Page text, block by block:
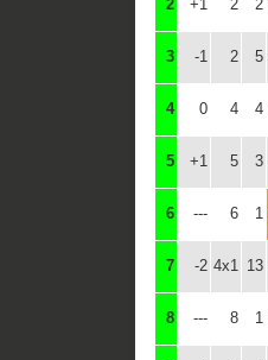
2 +1 2 2
3 -1 2 5
4 0 4 4
5 +1 5 3
6 --- 6 1
7 -2 4x1 13
8 --- 8 1